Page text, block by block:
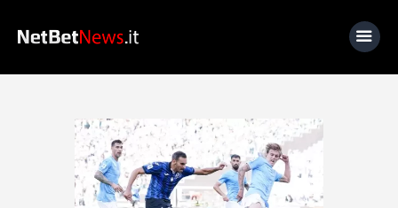
Home
News
Calcio